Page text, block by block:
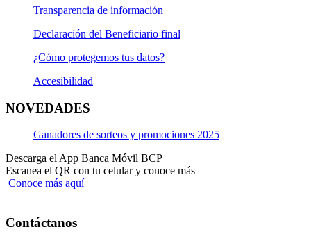
Transparencia de información
Declaración del Beneficiario final
¿Cómo protegemos tus datos?
Accesibilidad
NOVEDADES
Ganadores de sorteos y promociones 2025
Descarga el App Banca Móvil BCP
Escanea el QR con tu celular y conoce más
Conoce más aquí
Contáctanos